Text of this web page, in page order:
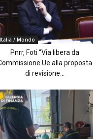
Italia / Mondo
Pnrr, Foti “Via libera da
Ue alla proposta
di revisione...